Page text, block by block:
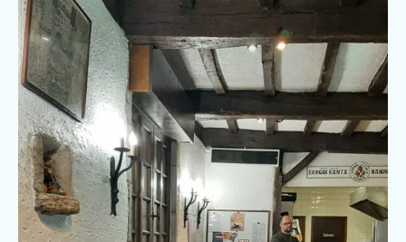
Contact